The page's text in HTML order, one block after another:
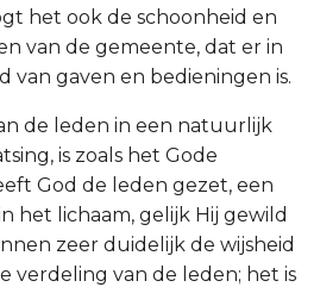
het ook de schoonheid en
van de gemeente, dat er in
van gaven en bedieningen is.
de leden in een natuurlijk
is zoals het Gode
God de leden gezet, een
het lichaam, gelijk Hij gewild
zeer duidelijk de wijsheid
verdeling van de leden; het is